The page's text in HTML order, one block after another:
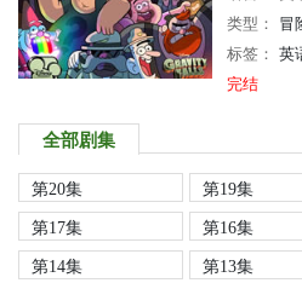
类型： 冒
标签：英
完结
全部剧集
第20集 第19集
第17集
第16集
第14集
第13集